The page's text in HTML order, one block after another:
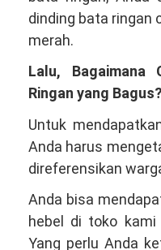
dinding bata ringan
merah.
Lalu, Bagaimana
Ringan yang Bagus?
Untuk
Anda harus
direferensikan
Anda bisa
hebel di toko kami
Yang perlu Anda